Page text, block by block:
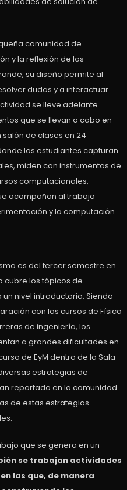
comunidad de
y la reflexión de los
su diseño permite al
dudas y a interactuar
se lleve adelante.
que se llevan a cabo en
de clases en 24
los estudiantes capturan
miden con instrumentos de
computacionales,
acompañan al trabajo
y la computación.
es del tercer semestre en
cubre los tópicos de
nivel introductorio. Siendo
con los cursos de Física
de ingeniería, los
a grandes dificultades en
de EyM dentro de la Sala
estrategias de
reportado en la comunidad
de estas estrategias
que se genera en un
se trabajan actividades
las que, de manera